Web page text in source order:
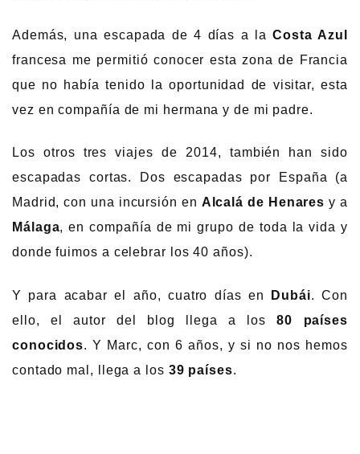
Además, una escapada de 4 días a laCosta Azul
francesa me permitió conocer esta zona de Francia
que no había tenido la oportunidad de visitar, esta
vez en compañía de mi hermana y de mi padre.
Los otros tres viajes de 2014, también han sido
escapadas cortas. Dos escapadas por España (a
Madrid, con una incursión en Alcalá de Henares y a
Málaga, en compañía de mi grupo de toda la vida y
donde fuimos a celebrar los 40 años).
Y para acabar el año, cuatro días en Dubái. Con
ello, el autor del blog llega a los80 países
conocidos. Y Marc, con 6 años, y si no nos hemos
contado mal, llega a los 39 países.